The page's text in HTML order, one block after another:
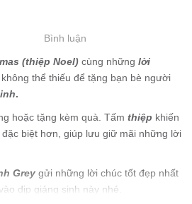
Bình luận
(thiệp Noel) cùng những lời
thể thiếu để tặng bạn bè người
.
hoặc tặng kèm quà. Tấm thiệp khiến
biệt hơn, giúp lưu giữ mãi những lời
Grey gửi những lời chúc tốt đẹp nhất
dịp giáng sinh này nhé.